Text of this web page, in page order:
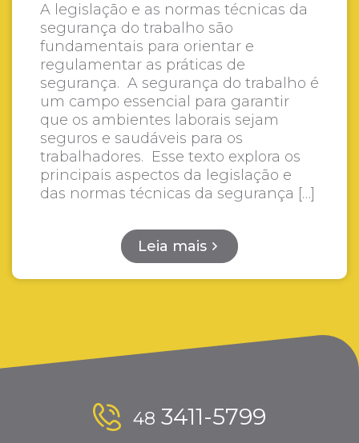
A legislação e as normas técnicas da
segurança do trabalho são
fundamentais para orientar e
regulamentar as práticas de
segurança. A segurança do trabalho é
um campo essencial para garantir
que os ambientes laborais sejam
seguros e saudáveis para os
trabalhadores. Esse texto explora os
principais aspectos da legislação e
das normas técnicas da segurança […]
Leia mais
48 3411-5799